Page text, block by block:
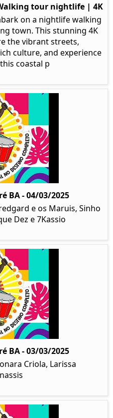
tour nightlife | 4K
on a nightlife walking
town. This stunning 4K
the vibrant streets,
culture, and experience
coastal p
BA - 04/03/2025
e os Maruis, Sinho
Dez e 7Kassio
BA - 03/03/2025
Criola, Larissa